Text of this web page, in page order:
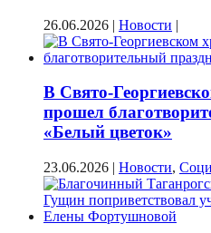
26.06.2026 | Новости |
В Свято-
прошел
«Белый цветок»
23.06.2026 | Новости,